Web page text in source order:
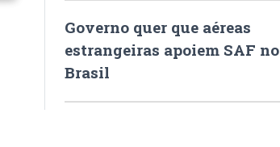
Governo quer que aéreas
estrangeiras apoiem SAF no
Brasil